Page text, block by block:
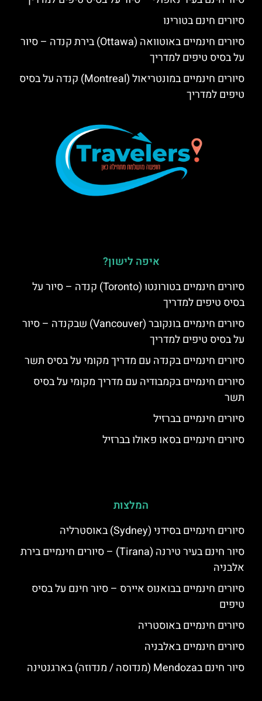
סיורים חינם בטורינו
סיורים חינמיים באוטוואה (Ottawa) בירת קנדה – סיור
על בסיס טיפים למדריך
סיורים חינמיים במונטריאול (Montreal) קנדה על בסיס
טיפים למדריך
איפה לישון?
סיורים חינמיים בטורונטו (Toronto) קנדה – סיור על
בסיס טיפים למדריך
סיורים חינמיים בונקובר (Vancouver) שבקנדה – סיור
על בסיס טיפים למדריך
סיורים חינמיים בקנדה עם מדריך מקומי על בסיס תשר
סיורים חינמיים בקמבודיה עם מדריך מקומי על בסיס
תשר
סיורים חינמיים בברזיל
סיורים חינמיים בסאו פאולו בברזיל
המלצות
סיורים חינמיים בסידני (Sydney) באוסטרליה
סיור חינם בעיר טירנה (Tirana) – סיורים חינמיים בירת
אלבניה
סיורים חינמיים בבואנוס איירס – סיור חינם על בסיס
טיפים
סיורים חינמיים באוסטריה
סיורים חינמיים באלבניה
סיור חינם בMendoza (מנדוסה / מנדוזה) בארגנטינה